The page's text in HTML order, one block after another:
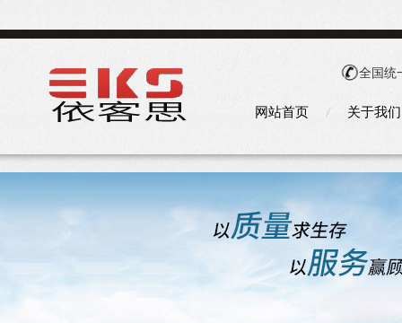
全国统
网站首页 关于我们